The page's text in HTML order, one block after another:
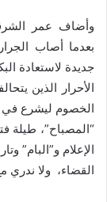
وأضاف عمر
بعدما أصاب
جديدة لاستعادة
الأحرار الذين
الخصوم ليشرع في
“المصباح”، طيلة
الإعلام و”البام”
القضاء، ولا ندري